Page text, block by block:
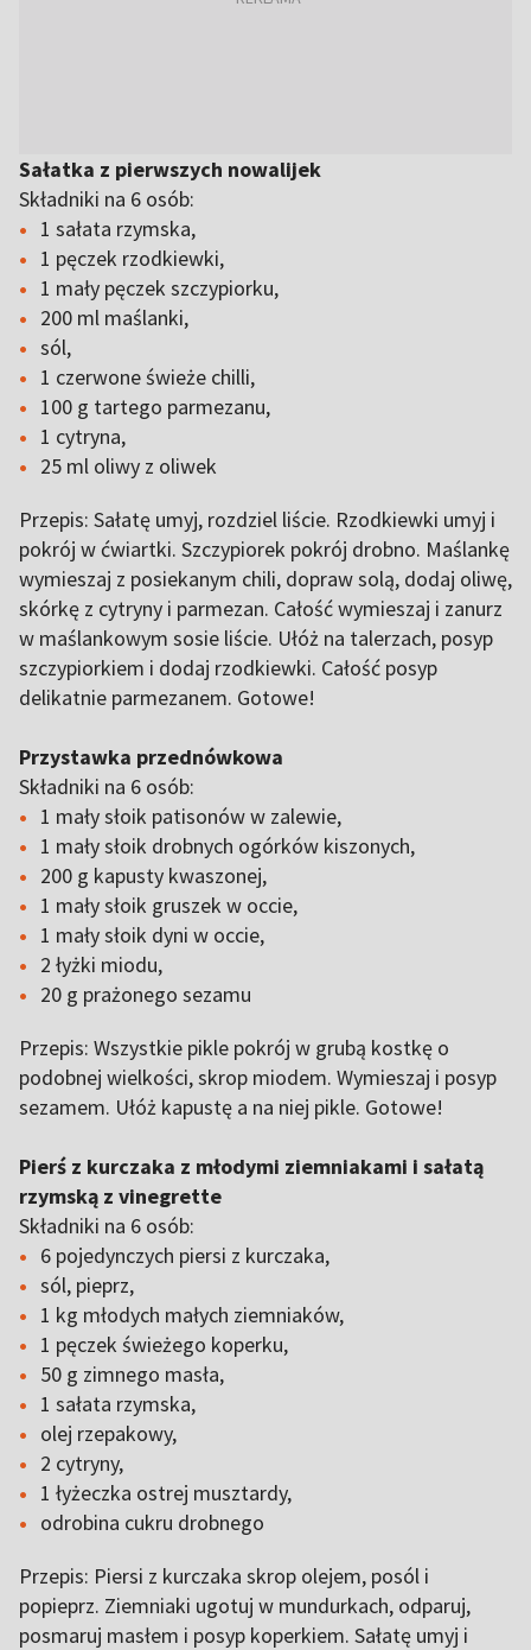
Sałatka z pierwszych nowalijek
Składniki na 6 osób:
1 sałata rzymska,
1 pęczek rzodkiewki,
1 mały pęczek szczypiorku,
200 ml maślanki,
sól,
1 czerwone świeże chilli,
100 g tartego parmezanu,
1 cytryna,
25 ml oliwy z oliwek
Przepis: Sałatę umyj, rozdziel liście. Rzodkiewki umyj i
pokrój w ćwiartki. Szczypiorek pokrój drobno. Maślankę
wymieszaj z posiekanym chili, dopraw solą, dodaj oliwę,
skórkę z cytryny i parmezan. Całość wymieszaj i zanurz
w maślankowym sosie liście. Ułóż na talerzach, posyp
szczypiorkiem i dodaj rzodkiewki. Całość posyp
delikatnie parmezanem. Gotowe!
Przystawka przednówkowa
Składniki na 6 osób:
1 mały słoik patisonów w zalewie,
1 mały słoik drobnych ogórków kiszonych,
200 g kapusty kwaszonej,
1 mały słoik gruszek w occie,
1 mały słoik dyni w occie,
2 łyżki miodu,
20 g prażonego sezamu
Przepis: Wszystkie pikle pokrój w grubą kostkę o
podobnej wielkości, skrop miodem. Wymieszaj i posyp
sezamem. Ułóż kapustę a na niej pikle. Gotowe!
Pierś z kurczaka z młodymi ziemniakami i sałatą
rzymską z vinegrette
Składniki na 6 osób:
6 pojedynczych piersi z kurczaka,
sól, pieprz,
1 kg młodych małych ziemniaków,
1 pęczek świeżego koperku,
50 g zimnego masła,
1 sałata rzymska,
olej rzepakowy,
2 cytryny,
1 łyżeczka ostrej musztardy,
odrobina cukru drobnego
Przepis: Piersi z kurczaka skrop olejem, posól i
popieprz. Ziemniaki ugotuj w mundurkach, odparuj,
posmaruj masłem i posyp koperkiem. Sałatę umyj i